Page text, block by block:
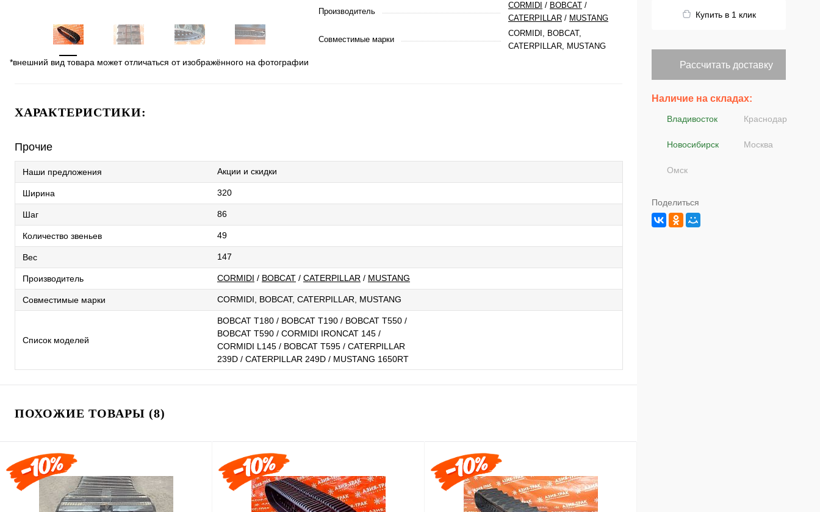
*внешний вид товара может отличаться от изображённого на фотографии
Производитель
CORMIDI / BOBCAT /
CATERPILLAR / MUSTANG
Совместимые марки
CORMIDI, BOBCAT,
CATERPILLAR, MUSTANG
ХАРАКТЕРИСТИКИ:
Прочие
Наши предложения Акции и скидки
Ширина 320
Шаг 86
Количество звеньев 49
Вес 147
Производитель CORMIDI / BOBCAT / CATERPILLAR / MUSTANG
Совместимые марки CORMIDI, BOBCAT, CATERPILLAR, MUSTANG
Список моделей
BOBCAT T180 / BOBCAT T190 / BOBCAT T550 /
BOBCAT T590 / CORMIDI IRONCAT 145 /
CORMIDI L145 / BOBCAT T595 / CATERPILLAR
239D / CATERPILLAR 249D / MUSTANG 1650RT
ПОХОЖИЕ ТОВАРЫ (8)
Купить в 1 клик
Рассчитать доставку
Наличие на складах:
Владивосток Краснодар
Новосибирск Москва
Омск
Поделиться